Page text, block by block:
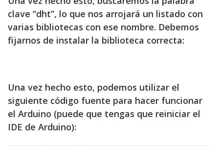
clave “dht”, lo que nos arrojará un listado con
varias bibliotecas con ese nombre. Debemos
fijarnos de instalar la biblioteca correcta:
Una vez hecho esto, podemos utilizar el
siguiente código fuente para hacer funcionar
el Arduino (puede que tengas que reiniciar el
IDE de Arduino):